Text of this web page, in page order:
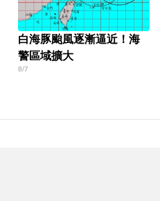
白海豚颱風逐漸逼近！海
警區域擴大
8/7